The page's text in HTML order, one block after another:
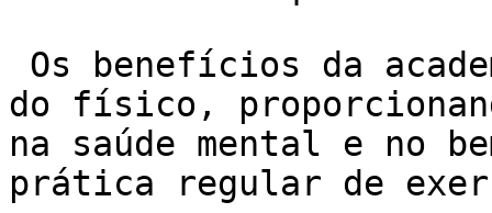
do físico,
na saúde mental e no
prática regular de